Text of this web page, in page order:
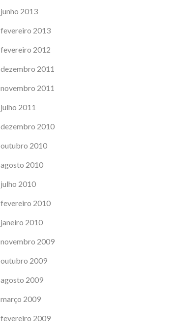
junho 2013
fevereiro 2013
fevereiro 2012
dezembro 2011
novembro 2011
julho 2011
dezembro 2010
outubro 2010
agosto 2010
julho 2010
fevereiro 2010
janeiro 2010
novembro 2009
outubro 2009
agosto 2009
março 2009
fevereiro 2009